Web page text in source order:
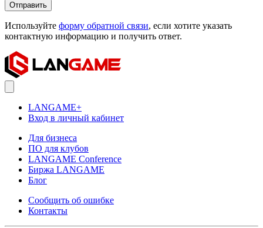
Отправить
Используйте форму обратной связи, если хотите указать
контактную информацию и получить ответ.
LANGAME+
Вход в личный кабинет
Для бизнеса
ПО для клубов
LANGAME Conference
Биржа LANGAME
Блог
Сообщить об ошибке
Контакты